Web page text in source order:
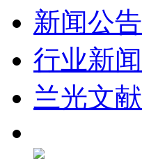
新闻公告
行业新闻
兰光文献